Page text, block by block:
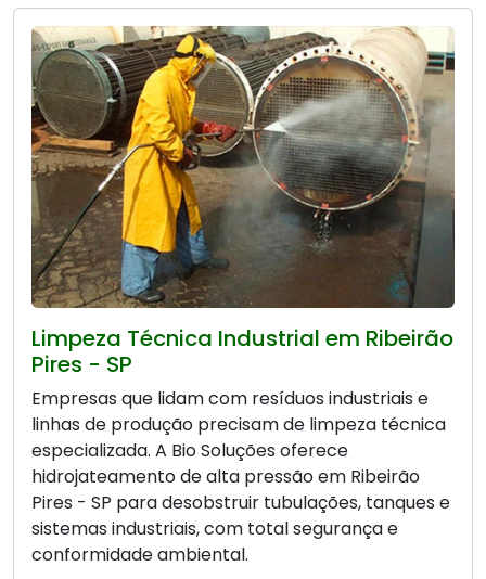
Limpeza Técnica Industrial em Ribeirão
Pires - SP
Empresas que lidam com resíduos industriais e
linhas de produção precisam de limpeza técnica
especializada. A Bio Soluções oferece
hidrojateamento de alta pressão em Ribeirão
Pires - SP para desobstruir tubulações, tanques e
sistemas industriais, com total segurança e
conformidade ambiental.